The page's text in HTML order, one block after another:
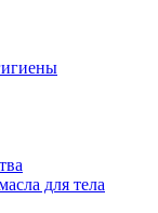
для тела